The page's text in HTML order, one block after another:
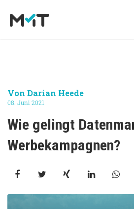
Karriere
English
Marketing Measurement
Marketing Mix Modelling
Downloads
Presse
Von Darian Heede
08. Juni 2021
Wie gelingt
Werbekampagnen?